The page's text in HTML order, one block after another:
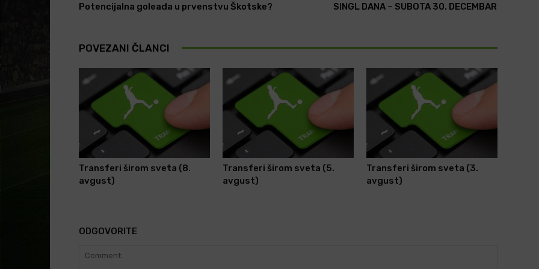
Potencijalna goleada u prvenstvu Škotske? SINGL DANA – SUBOTA 30. DECEMBAR
POVEZANI ČLANCI
Transferi širom sveta (8.
avgust)
Transferi širom sveta (5.
avgust)
Transferi širom sveta (3.
avgust)
ODGOVORITE